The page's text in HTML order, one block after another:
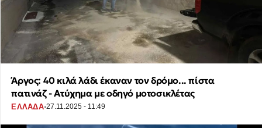
Άργος: 40 κιλά λάδι έκαναν τον δρόμο... πίστα
πατινάζ - Ατύχημα με οδηγό μοτοσικλέτας
ΕΛΛΑΔΑ·27.11.2025 - 11:49